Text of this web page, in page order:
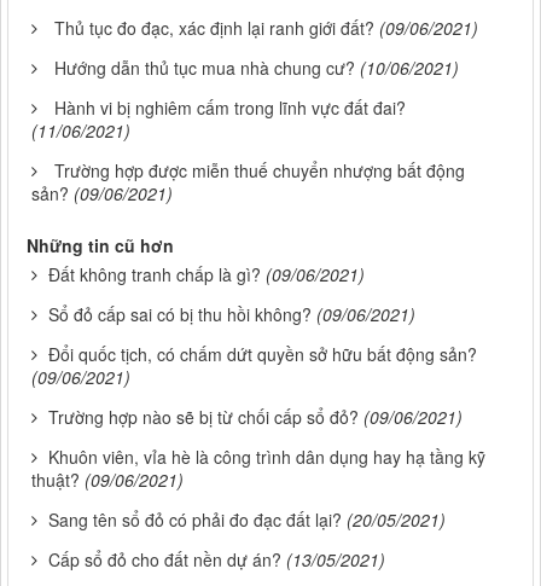
Thủ tục đo đạc, xác định lại ranh giới đất? (09/06/2021)
Hướng dẫn thủ tục mua nhà chung cư? (10/06/2021)
Hành vi bị nghiêm cấm trong lĩnh vực đất đai?
(11/06/2021)
Trường hợp được miễn thuế chuyển nhượng bất động
sản? (09/06/2021)
Những tin cũ hơn
Đất không tranh chấp là gì? (09/06/2021)
Sổ đỏ cấp sai có bị thu hồi không? (09/06/2021)
Đổi quốc tịch, có chấm dứt quyền sở hữu bất động sản?
(09/06/2021)
Trường hợp nào sẽ bị từ chối cấp sổ đỏ? (09/06/2021)
Khuôn viên, vỉa hè là công trình dân dụng hay hạ tầng kỹ
thuật? (09/06/2021)
Sang tên sổ đỏ có phải đo đạc đất lại? (20/05/2021)
Cấp sổ đỏ cho đất nền dự án? (13/05/2021)